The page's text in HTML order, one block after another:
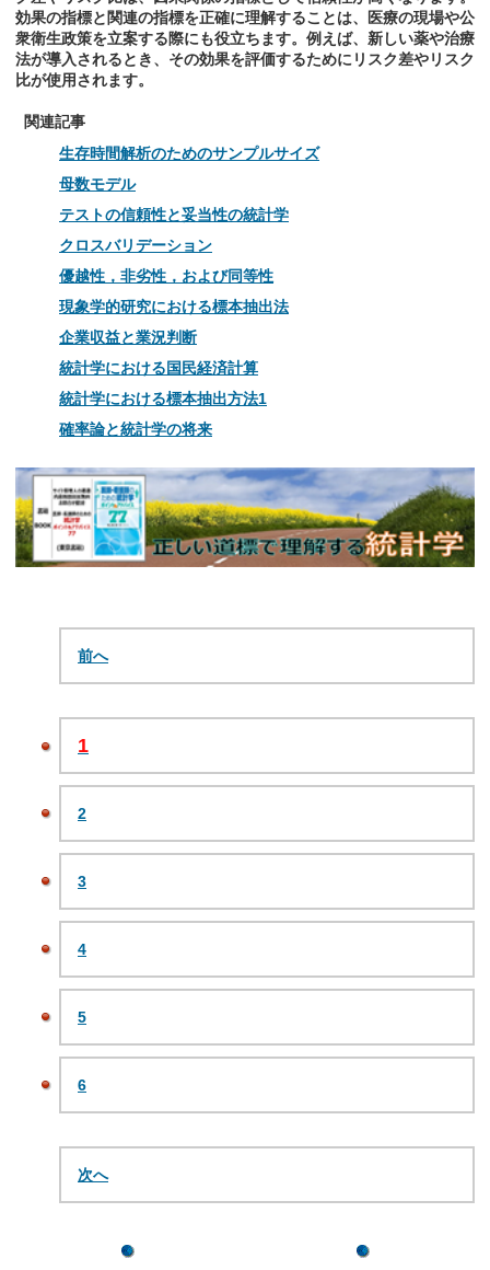
効果の指標と関連の指標を正確に理解することは、医療の現場や公
衆衛生政策を立案する際にも役立ちます。例えば、新しい薬や治療
法が導入されるとき、その効果を評価するためにリスク差やリスク
比が使用されます。
関連記事
生存時間解析のためのサンプルサイズ
母数モデル
テストの信頼性と妥当性の統計学
クロスバリデーション
優越性，非劣性，および同等性
現象学的研究における標本抽出法
企業収益と業況判断
統計学における国民経済計算
統計学における標本抽出方法1
確率論と統計学の将来
前へ
1
2
3
4
5
6
次へ